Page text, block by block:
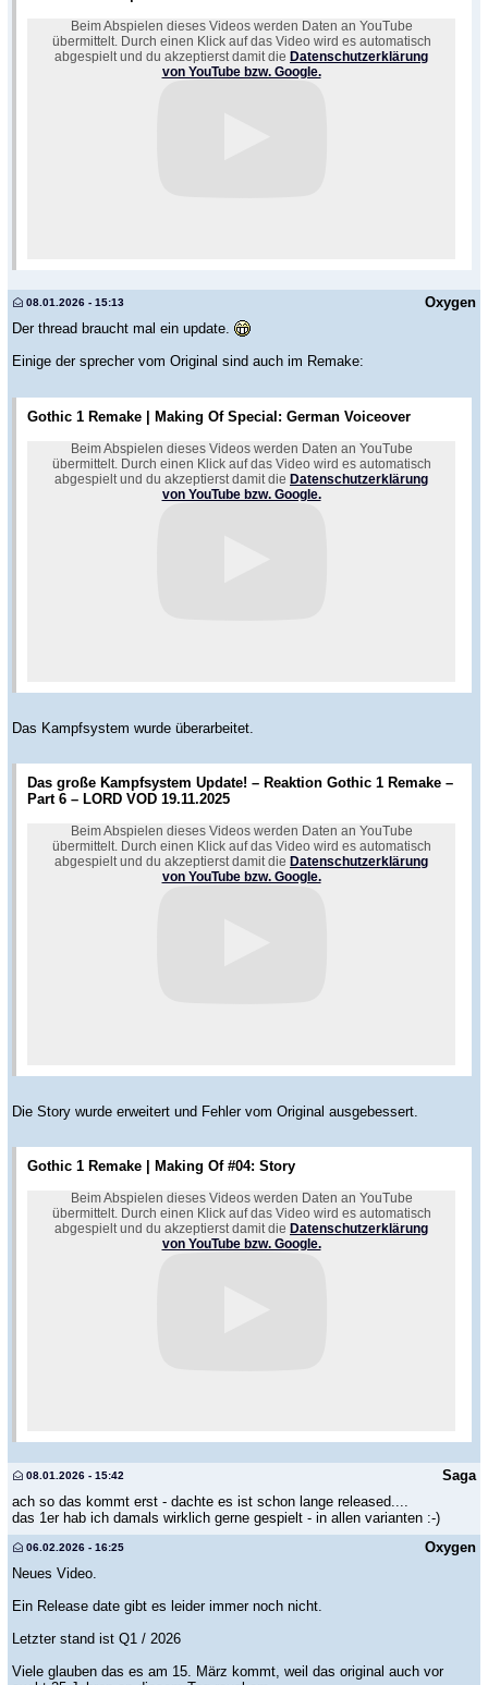
Beim Abspielen dieses Videos werden Daten an YouTube
übermittelt. Durch einen Klick auf das Video wird es automatisch
abgespielt und du akzeptierst damit die Datenschutzerklärung
von YouTube bzw. Google.
Oxygen
08.01.2026 - 15:13
Der thread braucht mal ein update.
Einige der sprecher vom Original sind auch im Remake:
Gothic 1 Remake | Making Of Special: German Voiceover
Beim Abspielen dieses Videos werden Daten an YouTube
übermittelt. Durch einen Klick auf das Video wird es automatisch
abgespielt und du akzeptierst damit die Datenschutzerklärung
von YouTube bzw. Google.
Das Kampfsystem wurde überarbeitet.
Das große Kampfsystem Update! – Reaktion Gothic 1 Remake –
Part 6 – LORD VOD 19.11.2025
Beim Abspielen dieses Videos werden Daten an YouTube
übermittelt. Durch einen Klick auf das Video wird es automatisch
abgespielt und du akzeptierst damit die Datenschutzerklärung
von YouTube bzw. Google.
Die Story wurde erweitert und Fehler vom Original ausgebessert.
Gothic 1 Remake | Making Of #04: Story
Beim Abspielen dieses Videos werden Daten an YouTube
übermittelt. Durch einen Klick auf das Video wird es automatisch
abgespielt und du akzeptierst damit die Datenschutzerklärung
von YouTube bzw. Google.
Saga
08.01.2026 - 15:42
ach so das kommt erst - dachte es ist schon lange released....
das 1er hab ich damals wirklich gerne gespielt - in allen varianten :-)
Oxygen
06.02.2026 - 16:25
Neues Video.
Ein Release date gibt es leider immer noch nicht.
Letzter stand ist Q1 / 2026
Viele glauben das es am 15. März kommt, weil das original auch vor